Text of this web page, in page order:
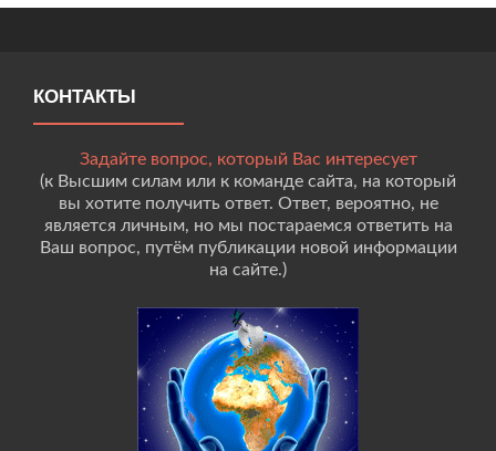
КОНТАКТЫ
Задайте вопрос, который Вас интересует
(к Высшим силам или к команде сайта, на который
вы хотите получить ответ. Ответ, вероятно, не
является личным, но мы постараемся ответить на
Ваш вопрос, путём публикации новой информации
на сайте.)